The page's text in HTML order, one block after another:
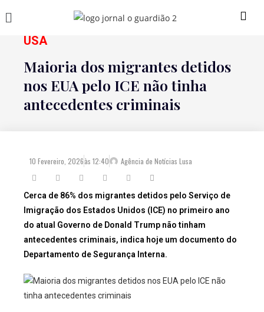
USA
Maioria dos migrantes detidos
nos EUA pelo ICE não tinha
antecedentes criminais
10 Fevereiro, 2026às 12:40 Agência de Notícias Lusa
Cerca de 86% dos migrantes detidos pelo Serviço de
Imigração dos Estados Unidos (ICE) no primeiro ano
do atual Governo de Donald Trump não tinham
antecedentes criminais, indica hoje um documento do
Departamento de Segurança Interna.